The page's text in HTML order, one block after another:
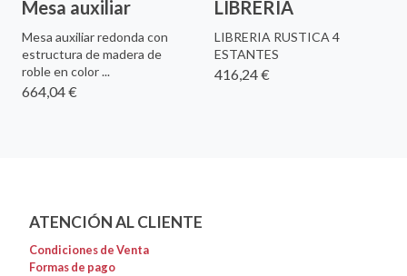
Mesa auxiliar
Mesa auxiliar redonda con
estructura de madera de
roble en color ...
664,04 €
LIBRERIA
LIBRERIA RUSTICA 4
ESTANTES
416,24 €
ATENCIÓN AL CLIENTE
Condiciones de Venta
Formas de pago